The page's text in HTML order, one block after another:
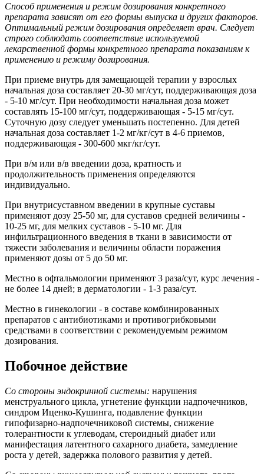
Способ применения и режим дозирования конкретного
препарата зависят от его формы выпуска и других факторов.
Оптимальный режим дозирования определяет врач. Следует
строго соблюдать соответствие используемой
лекарственной формы конкретного препарата показаниям к
применению и режиму дозирования.
При приеме внутрь для замещающей терапии у взрослых
начальная доза составляет 20-30 мг/сут, поддерживающая доза
- 5-10 мг/сут. При необходимости начальная доза может
составлять 15-100 мг/сут, поддерживающая - 5-15 мг/сут.
Суточную дозу следует уменьшать постепенно. Для детей
начальная доза составляет 1-2 мг/кг/сут в 4-6 приемов,
поддерживающая - 300-600 мкг/кг/сут.
При в/м или в/в введении доза, кратность и
продолжительность применения определяются
индивидуально.
При внутрисуставном введении в крупные суставы
применяют дозу 25-50 мг, для суставов средней величины -
10-25 мг, для мелких суставов - 5-10 мг. Для
инфильтрационного введения в ткани в зависимости от
тяжести заболевания и величины области поражения
применяют дозы от 5 до 50 мг.
Местно в офтальмологии применяют 3 раза/сут, курс лечения -
не более 14 дней; в дерматологии - 1-3 раза/сут.
Местно в гинекологии - в составе комбинированных
препаратов с антибиотиками и противогрибковыми
средствами в соответствии с рекомендуемым режимом
дозирования.
Побочное действие
Со стороны эндокринной системы: нарушения
менструального цикла, угнетение функции надпочечников,
синдром Иценко-Кушинга, подавление функции
гипофизарно-надпочечниковой системы, снижение
толерантности к углеводам, стероидный диабет или
манифестация латентного сахарного диабета, замедление
роста у детей, задержка полового развития у детей.